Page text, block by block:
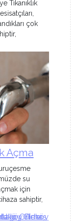
Tıkanıklık
çok
Açma
su
için
sahiptir,